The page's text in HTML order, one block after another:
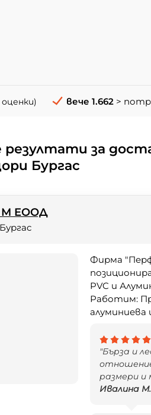
вече 1.662 >
резултати за
Бургас
М ЕООД
Фирма
PVC и
Работим:
алуминиева
"Бърза и
размери и
Ивалина М.